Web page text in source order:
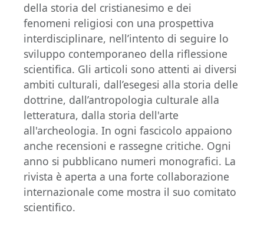
della storia del cristianesimo e dei
fenomeni religiosi con una prospettiva
interdisciplinare, nell’intento di seguire lo
sviluppo contemporaneo della riflessione
scientifica. Gli articoli sono attenti ai diversi
ambiti culturali, dall’esegesi alla storia delle
dottrine, dall’antropologia culturale alla
letteratura, dalla storia dell'arte
all'archeologia. In ogni fascicolo appaiono
anche recensioni e rassegne critiche. Ogni
anno si pubblicano numeri monografici. La
rivista è aperta a una forte collaborazione
internazionale come mostra il suo comitato
scientifico.